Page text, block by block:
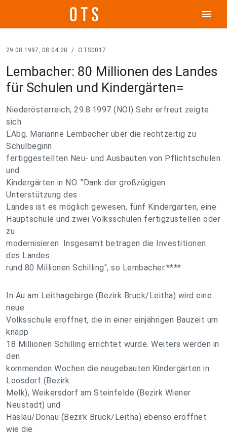
menu
29.08.1997, 08:04:20 / OTS0017
Lembacher: 80 Millionen des Landes
für Schulen und Kindergärten=
Niederösterreich, 29.8.1997 (NÖI) Sehr erfreut zeigte
sich
LAbg. Marianne Lembacher über die rechtzeitig zu
Schulbeginn
fertiggestellten Neu- und Ausbauten von Pflichtschulen
und
Kindergärten in NÖ. "Dank der großzügigen
Unterstützung des
Landes ist es möglich gewesen, fünf Kindergärten, eine
Hauptschule und zwei Volksschulen fertigzustellen oder
zu
modernisieren. Insgesamt betragen die Investitionen
des Landes
rund 80 Millionen Schilling", so Lembacher.****
In Au am Leithagebirge (Bezirk Bruck/Leitha) wird eine
neue
Volksschule eröffnet, die in einer einjährigen Bauzeit um
knapp
18 Millionen Schilling errichtet wurde. Weiters werden in
den
kommenden Wochen die neugebauten Kindergärten in
Loosdorf (Bezirk
Melk), Weikersdorf am Steinfelde (Bezirk Wiener
Neustadt) und
Haslau/Donau (Bezirk Bruck/Leitha) ebenso eröffnet
wie die